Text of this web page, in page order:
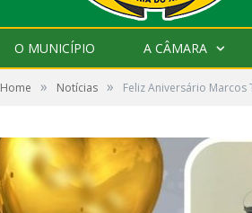
O MUNICÍPIO A CÂMARA
Home » Notícias » Feliz Aniversário Marcos